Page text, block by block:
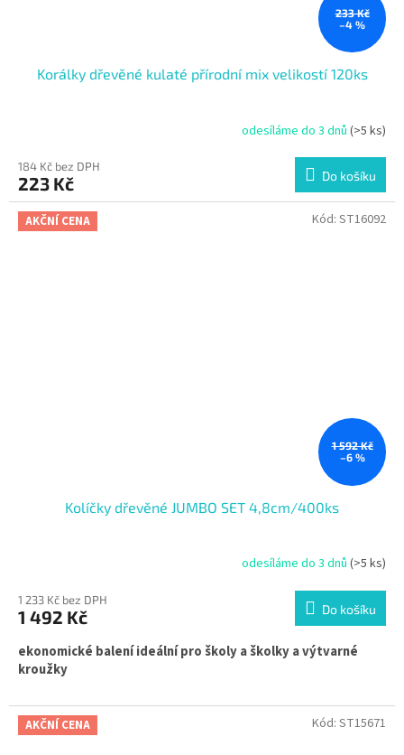
233 Kč
–4 %
Korálky dřevěné kulaté přírodní mix velikostí 120ks
odesíláme do 3 dnů (>5 ks)
184 Kč bez DPH
223 Kč Do košíku
AKČNÍ CENA
1 592 Kč
–6 %
Kolíčky dřevěné JUMBO SET 4,8cm/400ks
odesíláme do 3 dnů (>5 ks)
1 233 Kč bez DPH
1 492 Kč Do košíku
ekonomické balení ideální pro školy a školky a výtvarné
kroužky
Kód: ST16092
AKČNÍ CENA Kód: ST15671